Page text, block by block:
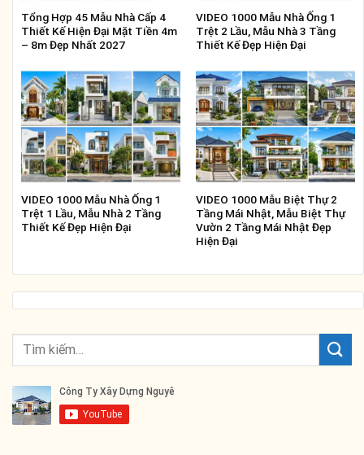
Tổng Hợp 45 Mẫu Nhà Cấp 4
Thiết Kế Hiện Đại Mặt Tiền 4m
– 8m Đẹp Nhất 2027
VIDEO 1000 Mẫu Nhà Ống 1
Trệt 2 Lầu, Mẫu Nhà 3 Tầng
Thiết Kế Đẹp Hiện Đại
VIDEO 1000 Mẫu Nhà Ống 1
Trệt 1 Lầu, Mẫu Nhà 2 Tầng
Thiết Kế Đẹp Hiện Đại
VIDEO 1000 Mẫu Biệt Thự 2
Tầng Mái Nhật, Mẫu Biệt Thự
Vườn 2 Tầng Mái Nhật Đẹp
Hiện Đại